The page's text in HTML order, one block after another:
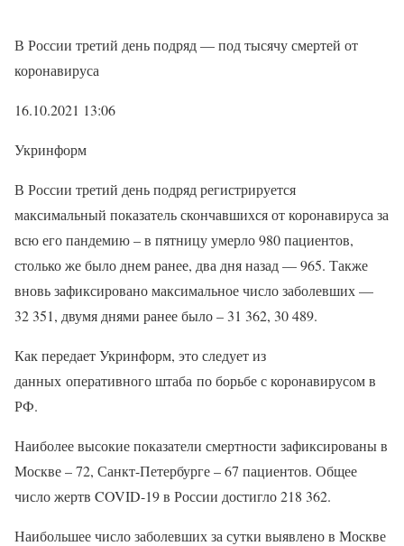
В России третий день подряд — под тысячу смертей от
коронавируса
16.10.2021 13:06
Укринформ
В России третий день подряд регистрируется
максимальный показатель скончавшихся от коронавируса за
всю его пандемию – в пятницу умерло 980 пациентов,
столько же было днем ранее, два дня назад — 965. Также
вновь зафиксировано максимальное число заболевших —
32 351, двумя днями ранее было – 31 362, 30 489.
Как передает Укринформ, это следует из
данных оперативного штаба по борьбе с коронавирусом в
РФ.
Наиболее высокие показатели смертности зафиксированы в
Москве – 72, Санкт-Петербурге – 67 пациентов. Общее
число жертв COVID-19 в России достигло 218 362.
Наибольшее число заболевших за сутки выявлено в Москве